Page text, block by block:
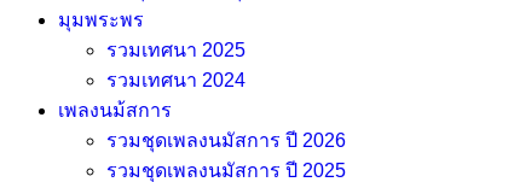
มุมพระพร
รวมเทศนา 2025
รวมเทศนา 2024
เพลงนม้สการ
รวมชุดเพลงนมัสการ ปี 2026
รวมชุดเพลงนมัสการ ปี 2025